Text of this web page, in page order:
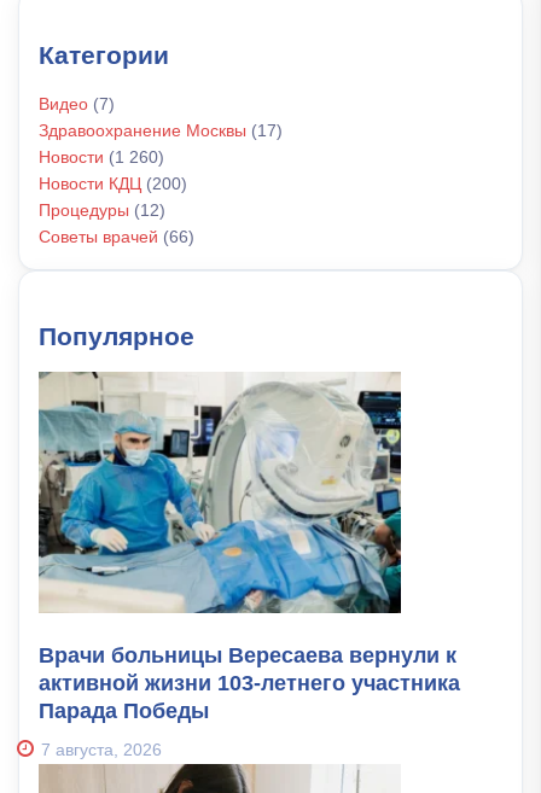
Категории
Видео (7)
Здравоохранение Москвы (17)
Новости (1 260)
Новости КДЦ (200)
Процедуры (12)
Советы врачей (66)
Популярное
Врачи больницы Вересаева вернули к
активной жизни 103-летнего участника
Парада Победы
7 августа, 2026